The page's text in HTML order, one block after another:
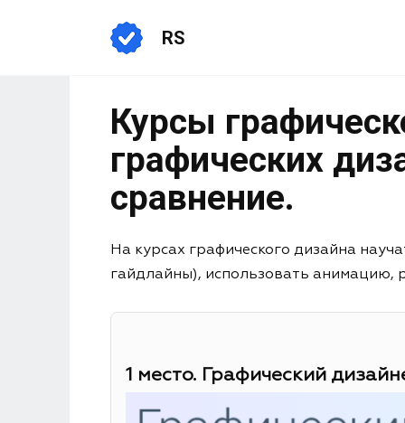
RS
Курсы
графических
сравнение.
На курсах графического дизайна
гайдлайны), использовать анимацию,
1 место. Графический